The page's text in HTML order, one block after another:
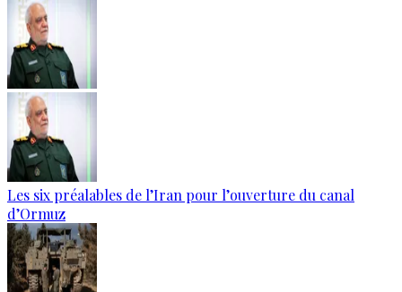
Les six préalables de l’Iran pour l’ouverture du canal
d’Ormuz